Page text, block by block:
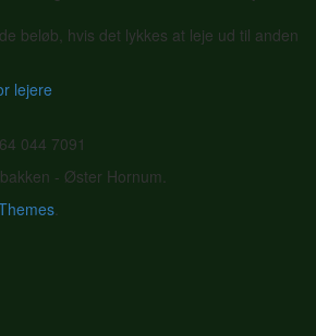
beløb, hvis det lykkes at leje ud til anden
lejere
044 7091
- Øster Hornum.
.